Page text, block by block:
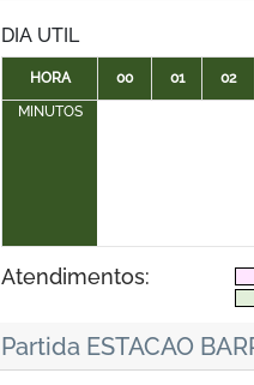
DIA UTIL
HORA 00 01 02
MINUTOS
Atendimentos:
Partida ESTACAO